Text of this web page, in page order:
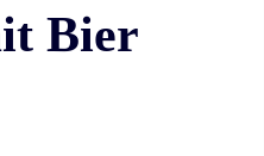
Bier